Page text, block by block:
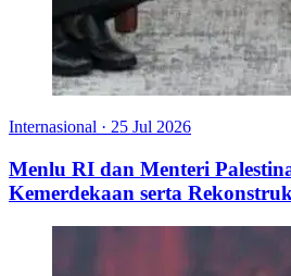
Internasional · 25 Jul 2026
Menlu RI dan Menteri
Kemerdekaan serta